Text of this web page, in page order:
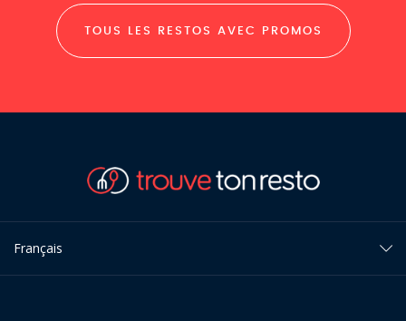
TOUS LES RESTOS AVEC PROMOS
Français